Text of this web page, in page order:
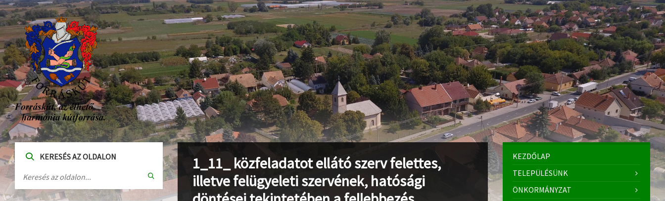
1_11_ közfeladatot ellátó szerv felettes,
illetve felügyeleti szervének, hatósági
KERESÉS AZ OLDALON
KEZDŐLAP
TELEPÜLÉSÜNK
ÖNKORMÁNYZAT